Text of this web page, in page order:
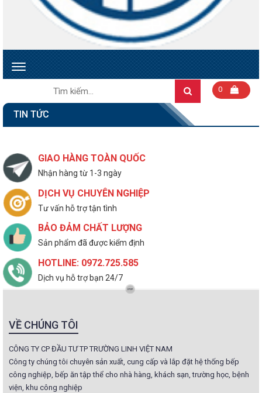
Toggle
Tìm
Search0
TIN TỨC
GIAO HÀNG TOÀN QUỐC
Nhận hàng từ 1-3 ngày
DỊCH VỤ CHUYÊN NGHIỆP
Tư vấn hỗ trợ tận tình
BẢO ĐẢM CHẤT LƯỢNG
Sản phẩm đã được kiểm định
HOTLINE: 0972.725.585
Dịch vụ hỗ trợ bạn 24/7
VỀ CHÚNG TÔI
CÔNG TY CP ĐẦU TƯ TP TRƯỜNG LINH VIỆT NAM
Công ty chúng tôi chuyên sản xuất, cung cấp và lắp đặt hệ thống bếp
công nghiệp, bếp ăn tập thể cho nhà hàng, khách sạn, trường học, bệnh
viện, khu công nghiệp